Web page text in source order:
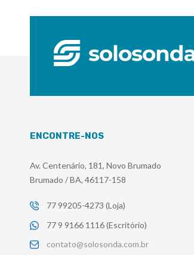
ENCONTRE-NOS
Av. Centenário, 181, Novo Brumado
Brumado / BA, 46117-158
77 99205-4273 (Loja)
77 9 9166 1116 (Escritório)
contato@solosonda.com.br